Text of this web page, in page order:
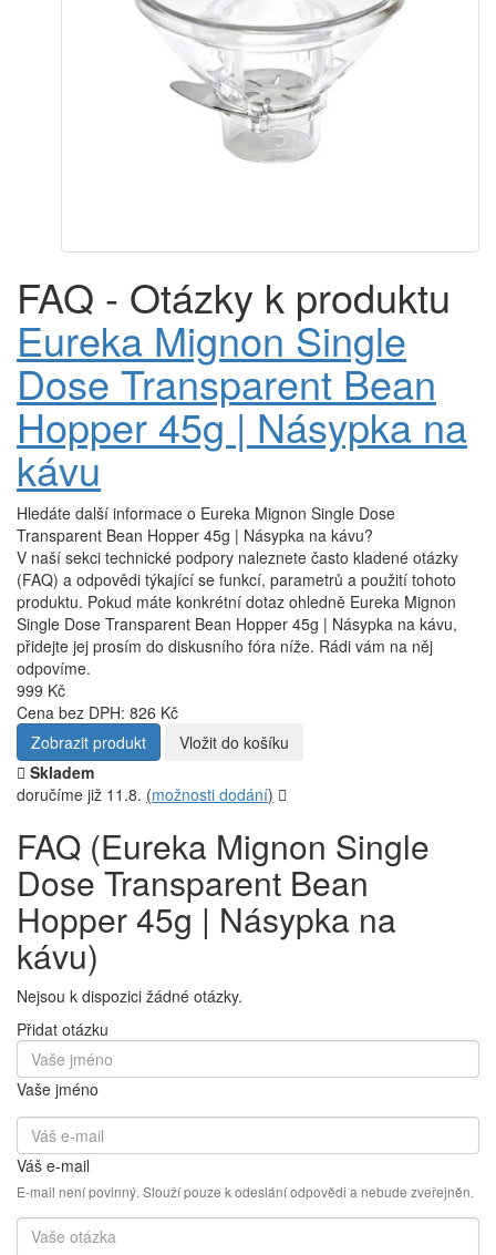
FAQ - Otázky k produktu
Eureka Mignon Single
Dose Transparent Bean
Hopper 45g | Násypka na
kávu
Hledáte další informace o Eureka Mignon Single Dose
Transparent Bean Hopper 45g | Násypka na kávu?
V naší sekci technické podpory naleznete často kladené otázky
(FAQ) a odpovědi týkající se funkcí, parametrů a použití tohoto
produktu. Pokud máte konkrétní dotaz ohledně Eureka Mignon
Single Dose Transparent Bean Hopper 45g | Násypka na kávu,
přidejte jej prosím do diskusního fóra níže. Rádi vám na něj
odpovíme.
999 Kč
Cena bez DPH: 826 Kč
Zobrazit produkt
Vložit do košíku
Skladem
doručíme již 11.8. (možnosti dodání)
FAQ (Eureka Mignon Single
Dose Transparent Bean
Hopper 45g | Násypka na
kávu)
Nejsou k dispozici žádné otázky.
Přidat otázku
Vaše jméno
Váš e-mail
E-mail není povinný. Slouží pouze k odeslání odpovědi a nebude zveřejněn.